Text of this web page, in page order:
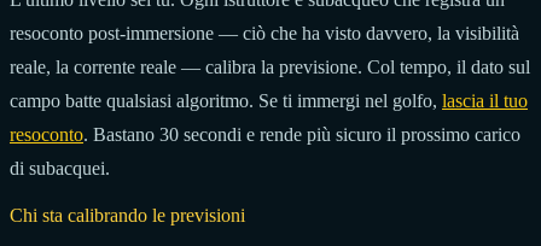
resoconto post-immersione — ciò che ha visto davvero, la visibilità
reale, la corrente reale — calibra la previsione. Col tempo, il dato sul
campo batte qualsiasi algoritmo. Se ti immergi nel golfo, lascia il tuo
resoconto. Bastano 30 secondi e rende più sicuro il prossimo carico
di subacquei.
Chi sta calibrando le previsioni